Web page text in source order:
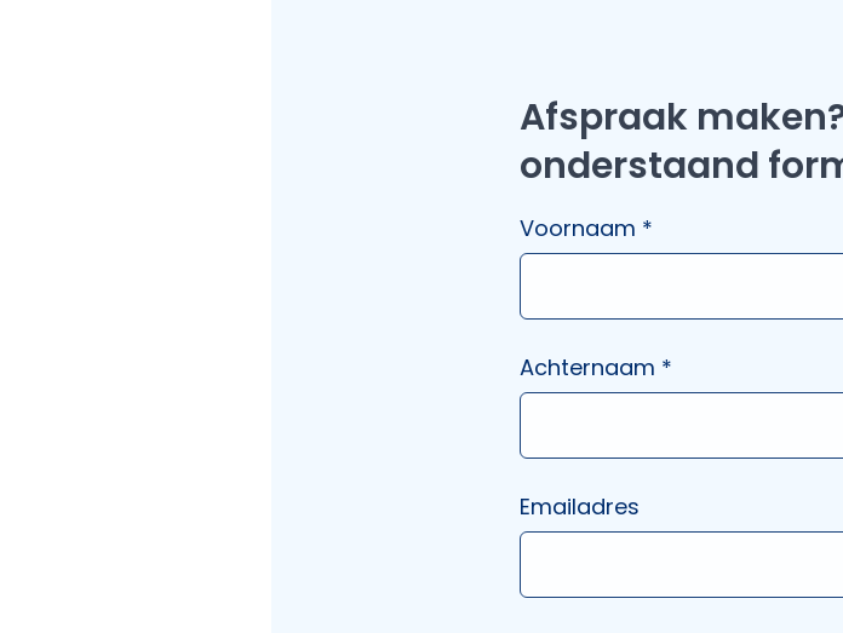
Afspraak
onderstaand
Voornaam *
Achternaam *
Emailadres